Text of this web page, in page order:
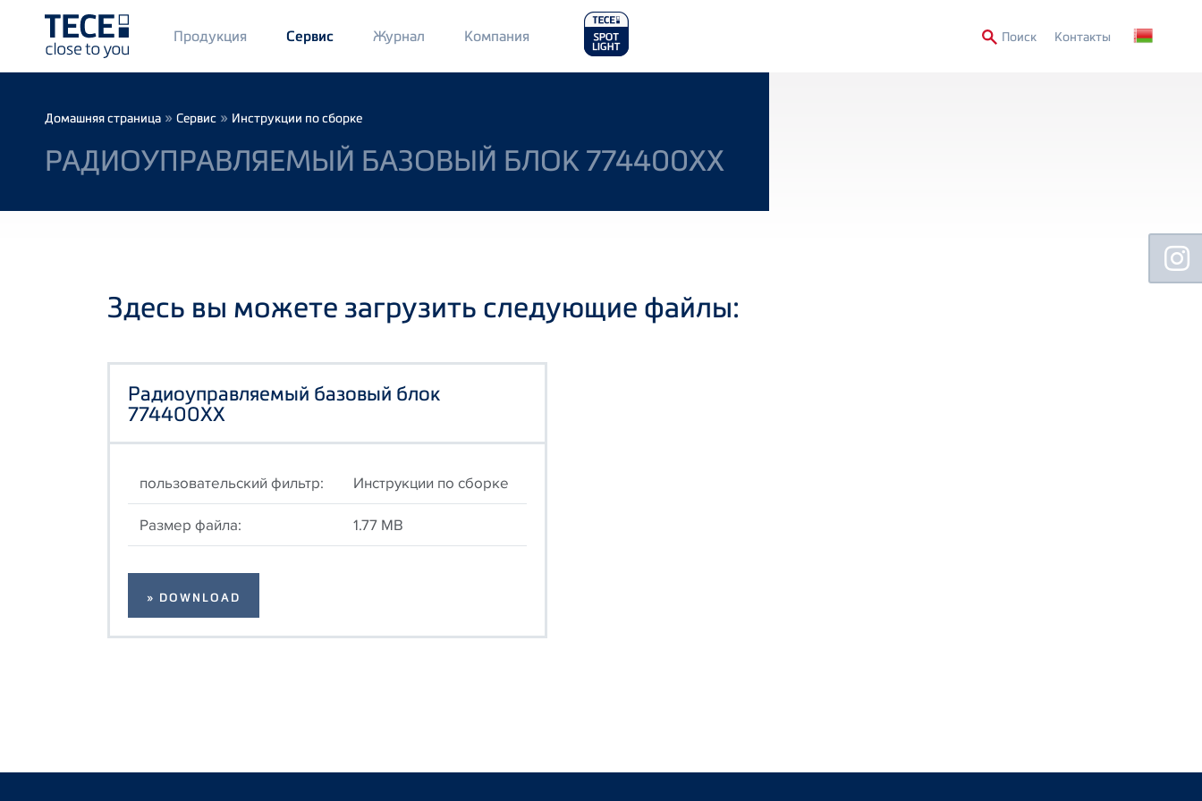
Main
Menü
1
Продукция Сервис Журнал Main
Menu
2
Компания ПоискSecondary
Контакты
Breadcrumb
Домашняя страница » Сервис » Инструкции по сборке
РАДИОУПРАВЛЯЕМЫЙ БАЗОВЫЙ БЛОК 774400ХХ
Здесь вы можете загрузить следующие файлы:
Радиоуправляемый базовый блок
774400ХХ
пользовательский фильтр:
Инструкции по сборке
Размер файла:
1.77 MB
» DOWNLOAD
Floating